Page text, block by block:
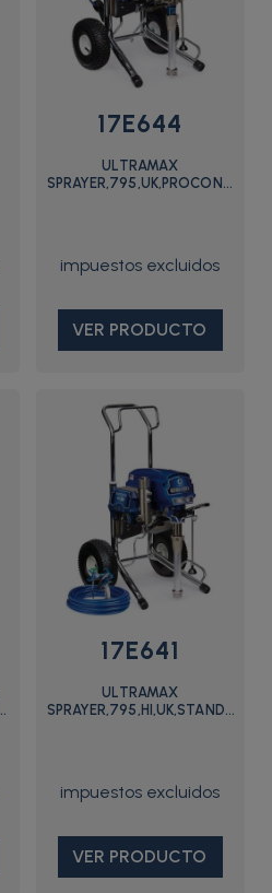
17E644
ULTRAMAX
VER PRODUCTO
17E641
ULTRAMAX
SPRAYER,795,HI,UK,STANDARD
VER PRODUCTO